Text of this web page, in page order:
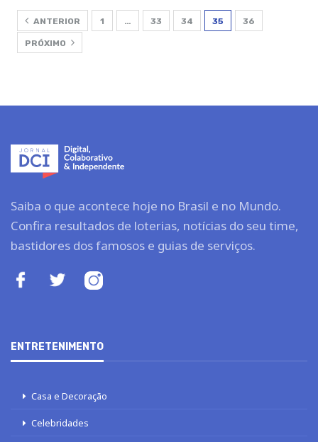
ANTERIOR 1 … 33 34 35 36
PRÓXIMO
Saiba o que acontece hoje no Brasil e no Mundo.
Confira resultados de loterias, notícias do seu time,
bastidores dos famosos e guias de serviços.
ENTRETENIMENTO
Casa e Decoração
Celebridades